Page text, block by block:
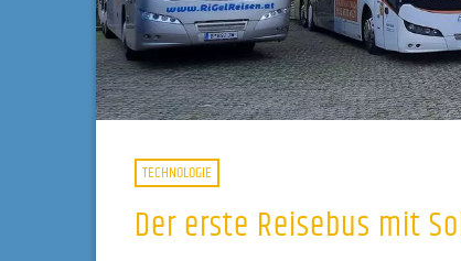
TECHNOLOGIE
Der erste Reisebus mit